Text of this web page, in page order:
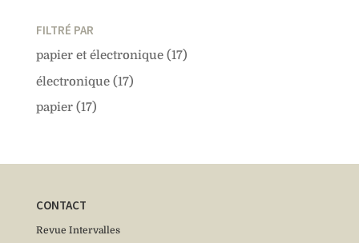
FILTRÉ PAR
papier et électronique (17)
électronique (17)
papier (17)
CONTACT
Revue Intervalles